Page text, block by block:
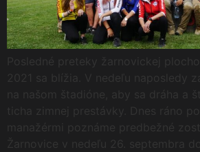
Posledné preteky žarnovickej
2021 sa blížia. V nedeľu naposledy
na našom štadióne, aby sa dráha a
ticha zimnej prestávky. Dnes ráno
manažérmi poznáme predbežné
Žarnovice v nedeľu 26. septembra